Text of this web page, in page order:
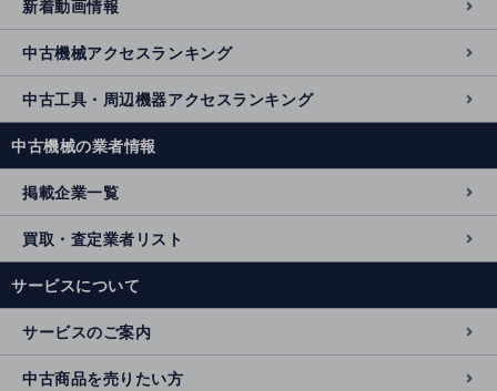
新着動画情報
中古機械アクセスランキング
中古工具・周辺機器アクセスランキング
中古機械の業者情報
掲載企業一覧
買取・査定業者リスト
サービスについて
サービスのご案内
中古商品を売りたい方